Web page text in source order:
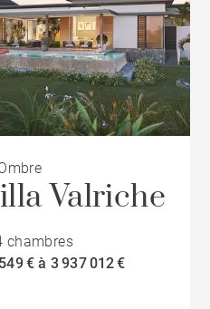
Valriche
chambres
€ à 3 937 012 €